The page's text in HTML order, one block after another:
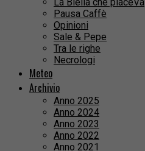
La Biella che piaceVa
Pausa Caffè
Opinioni
Sale & Pepe
Tra le righe
Necrologi
Meteo
Archivio
Anno 2025
Anno 2024
Anno 2023
Anno 2022
Anno 2021